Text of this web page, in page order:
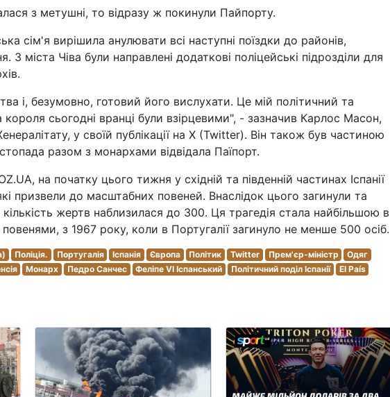
з метушні, то відразу ж покинули Пайпорту.
сім'я вирішила анулювати всі наступні поїздки до районів,
З міста Чіва були направлені додаткові поліцейські підрозділи для
і, безумовно, готовий його вислухати. Це мій політичний та
сьогодні вранці були взірцевими", - зазначив Карлос Масон,
у своїй публікації на X (Twitter). Він також був частиною
разом з монархами відвідала Паїпорт.
на початку цього тижня у східній та південній частинах Іспанії
призвели до масштабних повеней. Внаслідок цього загинули та
жертв наблизилася до 300. Ця трагедія стала найбільшою в
з 1967 року, коли в Португалії загинуло не менше 500 осіб.
Поліція. Португалія Іспанія Європа Політик Twitter Прем'єр-міністр
Одяг
Монарх Педро Санчес Феліпе VI Іспанський Політичний поділ Іспанії
El País